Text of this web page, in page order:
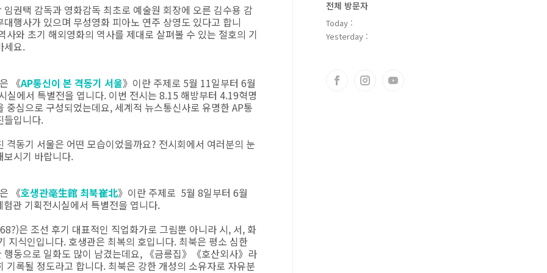
임권택 감독과 영화감독 최초로 예술원 회장에 오른 김수용 감
행사가 있으며 무성영화 피아노 연주 상영도 있다고 합니
사와 초기 해외영화의 역사를 제대로 살펴볼 수 있는 절호의 기
세요.
《AP통신이 본 격동기 서울》이란 주제로 5월 11일부터 6월
실에서 특별전을 엽니다. 이번 전시는 8.15 해방부터 4.19혁명
중심으로 구성되었는데요, 세계적 뉴스통신사로 유명한 AP통
들입니다.
격동기 서울은 어떤 모습이었을까요? 전시회에서 여러분의 눈
보시기 바랍니다.
《호생관毫生館 최북崔北》이란 주제로 5월 8일부터 6월
관 기획전시실에서 특별전을 엽니다.
은 조선 후기 대표적인 직업화가로 그림뿐 아니라 시, 서, 화
지식인입니다. 호생관은 최복의 호입니다. 최북은 평소 심한
행동으로 일화도 많이 남겼는데요, 《금릉집》《호산외사》라
기록될 정도라고 합니다. 최북은 강한 개성의 소유자로 자유분
전체 방문자
Today :
Yesterday :